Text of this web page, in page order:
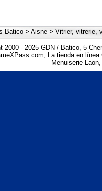
Batico > Aisne > Vitrier, vitrerie,
2000 - 2025 GDN / Batico, 5
, La tienda en
Menuiserie Laon